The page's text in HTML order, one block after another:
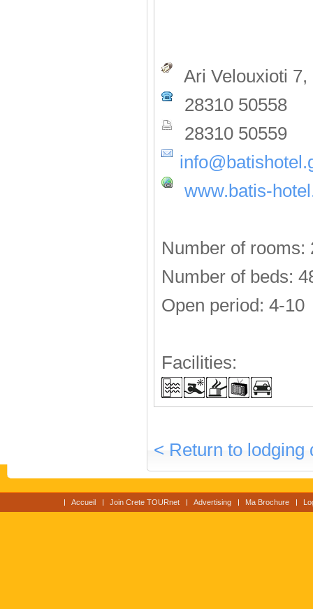
Ari Velouxioti
28310 50558
28310 50559
www.batis-
Number of rooms:
Number of beds:
Open period: 4-10
Facilities:
< Return to lodging
Accueil Join Crete TOURnet Advertising Ma Brochure